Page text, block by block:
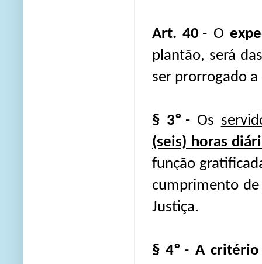
Art. 40 - O
plantão, será
ser prorrogado
§ 3º - Os
(seis) horas
função
cumprimento
Justiça.
§ 4º - A